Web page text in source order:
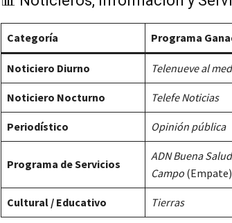
Categoría Programa
Noticiero Diurno Telenueve al
Noticiero Nocturno Telefe Noticias
Periodístico Opinión pública
Programa de Servicios
ADN Buena Salud
Campo(Empate)
Cultural / Educativo Tierras